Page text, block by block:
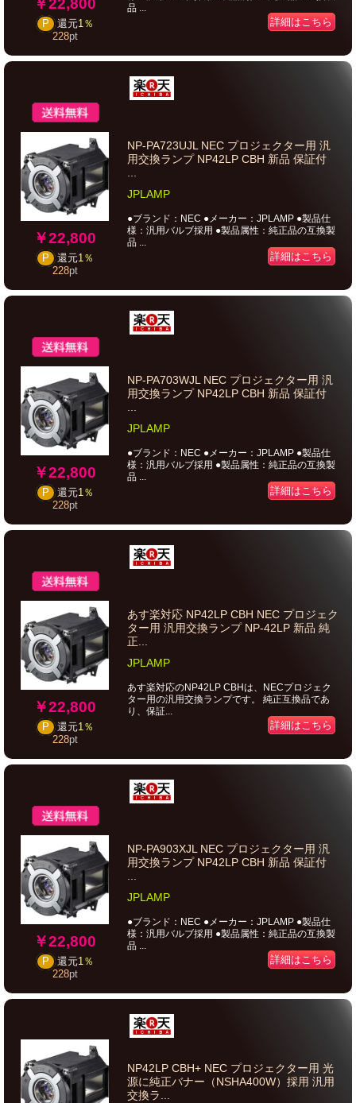
￥22,800
P 還元1％
228pt
品 ...
詳細はこちら
￥22,800
P 還元1％
228pt
NP-PA723UJL NEC プロジェクター用 汎
用交換ランプ NP42LP CBH 新品 保証付
JPLAMP
●ブランド：NEC ●メーカー：JPLAMP ●製品仕
様：汎用バルブ採用 ●製品属性：純正品の互換製
品 ...
詳細はこちら
￥22,800
P 還元1％
228pt
NP-PA703WJL NEC プロジェクター用 汎
用交換ランプ NP42LP CBH 新品 保証付
JPLAMP
●ブランド：NEC ●メーカー：JPLAMP ●製品仕
様：汎用バルブ採用 ●製品属性：純正品の互換製
品 ...
詳細はこちら
￥22,800
P 還元1％
228pt
あす楽対応 NP42LP CBH NEC プロジェク
ター用 汎用交換ランプ NP-42LP 新品 純
正...
JPLAMP
あす楽対応のNP42LP CBHは、NECプロジェク
ター用の汎用交換ランプです。 純正互換品であ
り、保証...
詳細はこちら
￥22,800
P 還元1％
228pt
NP-PA903XJL NEC プロジェクター用 汎
用交換ランプ NP42LP CBH 新品 保証付
JPLAMP
●ブランド：NEC ●メーカー：JPLAMP ●製品仕
様：汎用バルブ採用 ●製品属性：純正品の互換製
品 ...
詳細はこちら
NP42LP CBH+ NEC プロジェクター用 光
源に純正バナー（NSHA400W）採用 汎用
交換ラ...